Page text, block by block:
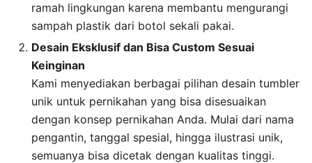
ramah lingkungan karena membantu mengurangi
sampah plastik dari botol sekali pakai.
Desain Eksklusif dan Bisa Custom Sesuai
Keinginan
Kami menyediakan berbagai pilihan desain tumbler
unik untuk pernikahan yang bisa disesuaikan
dengan konsep pernikahan Anda. Mulai dari nama
pengantin, tanggal spesial, hingga ilustrasi unik,
semuanya bisa dicetak dengan kualitas tinggi.